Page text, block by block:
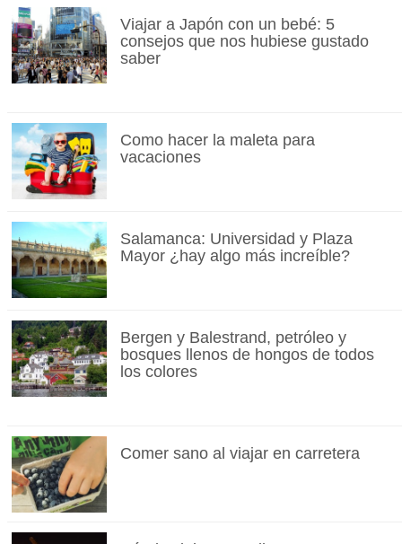
Viajar a Japón con un bebé: 5
consejos que nos hubiese gustado
saber
Como hacer la maleta para
vacaciones
Salamanca: Universidad y Plaza
Mayor ¿hay algo más increíble?
Bergen y Balestrand, petróleo y
bosques llenos de hongos de todos
los colores
Comer sano al viajar en carretera